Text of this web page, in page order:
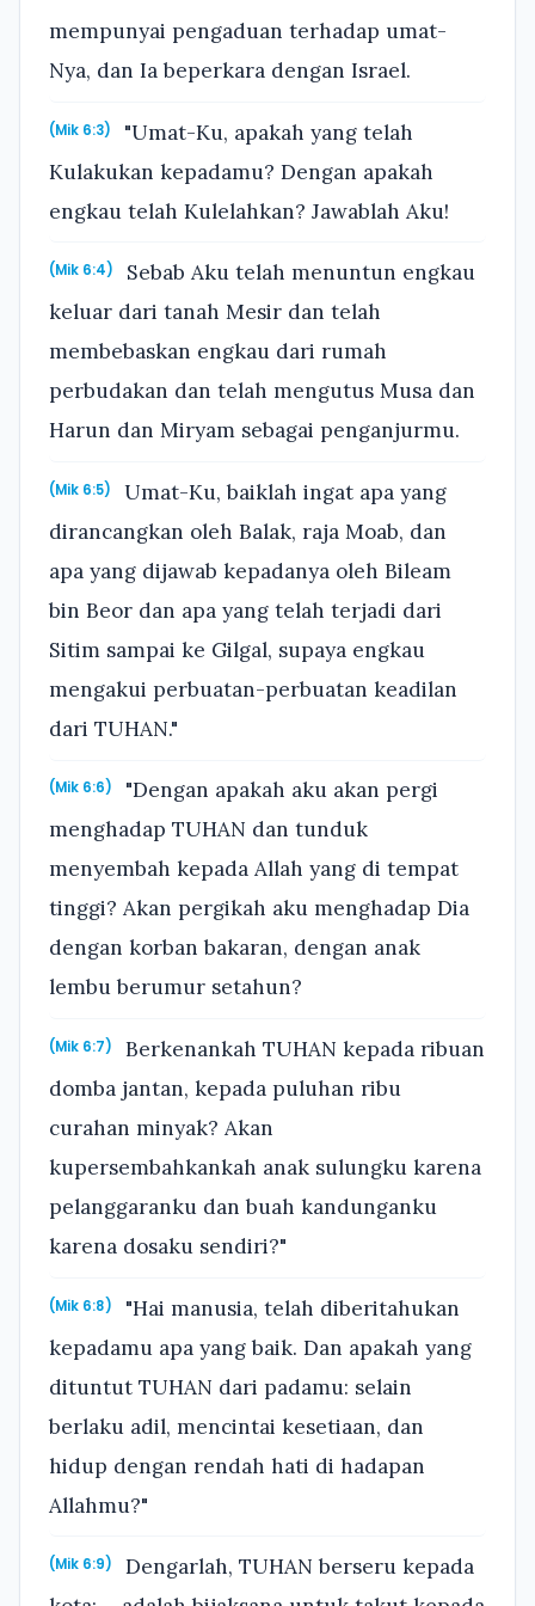
mempunyai pengaduan terhadap umat-
Nya, dan Ia beperkara dengan Israel.
(Mik 6:3)
"Umat-Ku, apakah yang telah
Kulakukan kepadamu? Dengan apakah
engkau telah Kulelahkan? Jawablah Aku!
(Mik 6:4)
Sebab Aku telah menuntun engkau
keluar dari tanah Mesir dan telah
membebaskan engkau dari rumah
perbudakan dan telah mengutus Musa dan
Harun dan Miryam sebagai penganjurmu.
(Mik 6:5)
Umat-Ku, baiklah ingat apa yang
dirancangkan oleh Balak, raja Moab, dan
apa yang dijawab kepadanya oleh Bileam
bin Beor dan apa yang telah terjadi dari
Sitim sampai ke Gilgal, supaya engkau
mengakui perbuatan-perbuatan keadilan
dari TUHAN."
(Mik 6:6)
"Dengan apakah aku akan pergi
menghadap TUHAN dan tunduk
menyembah kepada Allah yang di tempat
tinggi? Akan pergikah aku menghadap Dia
dengan korban bakaran, dengan anak
lembu berumur setahun?
(Mik 6:7)
Berkenankah TUHAN kepada ribuan
domba jantan, kepada puluhan ribu
curahan minyak? Akan
kupersembahkankah anak sulungku karena
pelanggaranku dan buah kandunganku
karena dosaku sendiri?"
(Mik 6:8)
"Hai manusia, telah diberitahukan
kepadamu apa yang baik. Dan apakah yang
dituntut TUHAN dari padamu: selain
berlaku adil, mencintai kesetiaan, dan
hidup dengan rendah hati di hadapan
Allahmu?"
(Mik 6:9)
Dengarlah, TUHAN berseru kepada